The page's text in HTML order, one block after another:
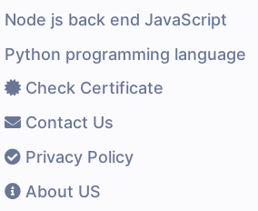
Node js back end JavaScript
Python programming language
Check Certificate
Contact Us
Privacy Policy
About US